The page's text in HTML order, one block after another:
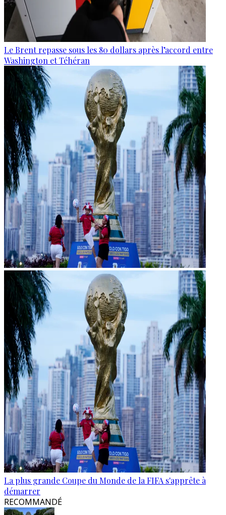
Le Brent repasse sous les 80 dollars après l’accord entre
Washington et Téhéran
La plus grande Coupe du Monde de la FIFA s'apprête à
démarrer
RECOMMANDÉ